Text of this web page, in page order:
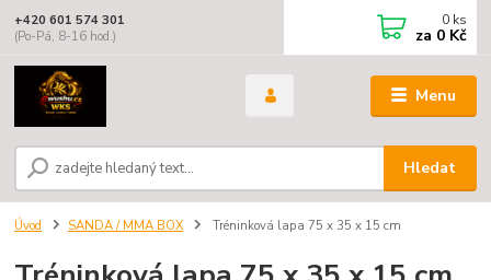
Menu
Hledat
+420 601 574 301
(Po-Pá, 8-16 hod.)
0 ks
za 0 Kč
Úvod SANDA / MMA BOX Tréninková lapa 75 x 35 x 15 cm